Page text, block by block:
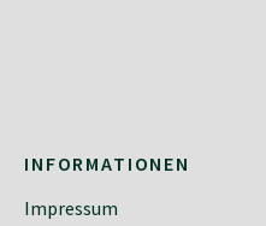
INFORMATIONEN
Impressum